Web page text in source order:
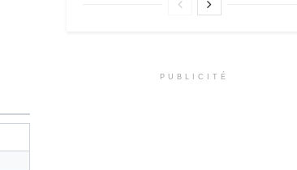
PUBLICITÉ